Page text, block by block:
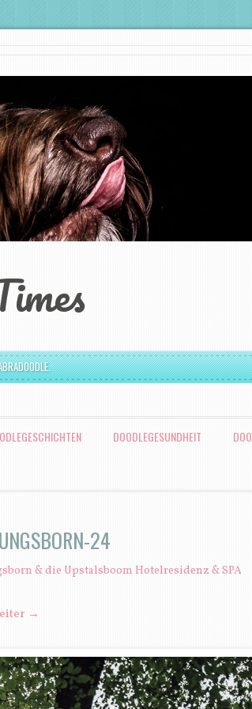
DOODLEGESUNDHEIT
24
& die Upstalsboom Hotelresidenz & SPA
→